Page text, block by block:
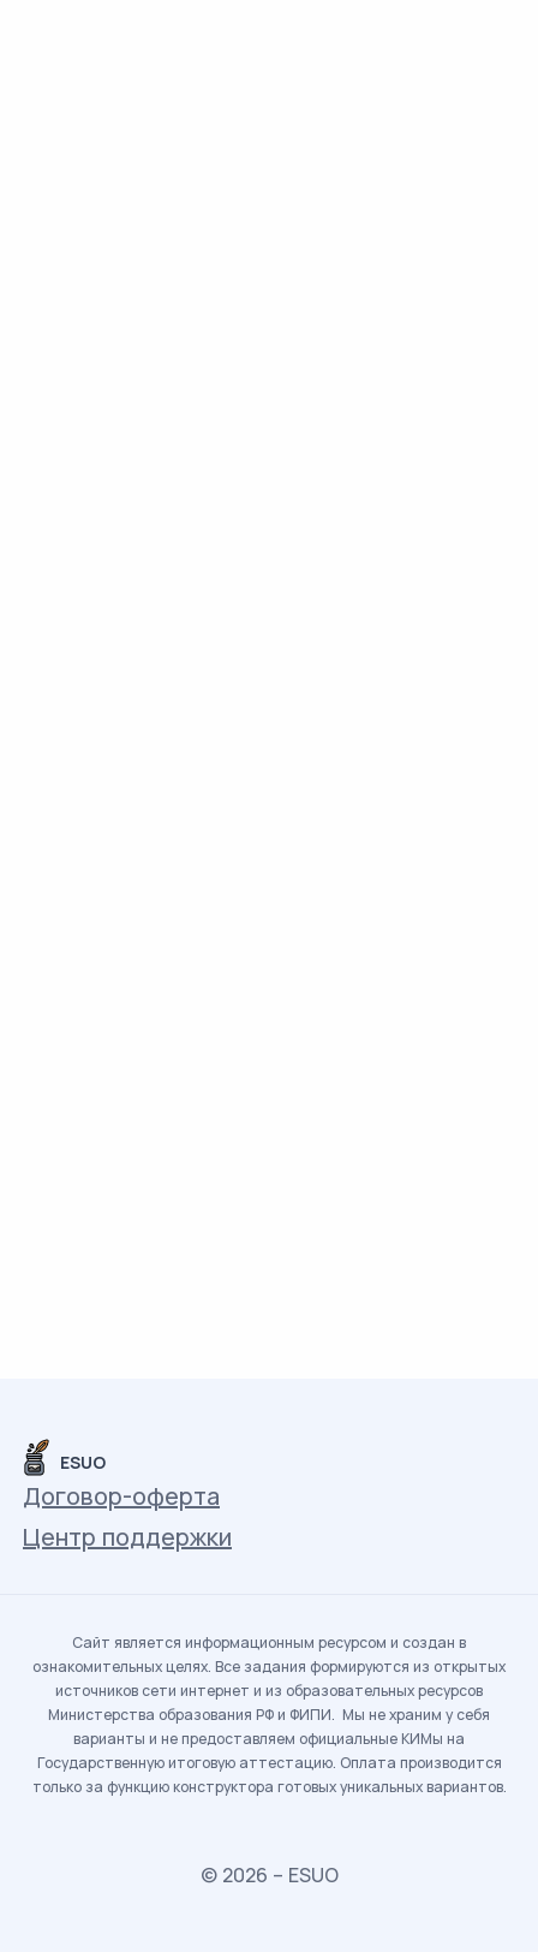
ESUO
Договор-оферта
Центр поддержки
Сайт является информационным ресурсом и создан в
ознакомительных целях. Все задания формируются из открытых
источников сети интернет и из образовательных ресурсов
Министерства образования РФ и ФИПИ. Мы не храним у себя
варианты и не предоставляем официальные КИМы на
Государственную итоговую аттестацию. Оплата производится
только за функцию конструктора готовых уникальных вариантов.
© 2026 – ESUO